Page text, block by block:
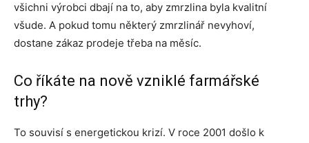
všichni výrobci dbají na to, aby zmrzlina byla kvalitní
všude. A pokud tomu některý zmrzlinář nevyhoví,
dostane zákaz prodeje třeba na měsíc.
Co říkáte na nově vzniklé farmářské
trhy?
To souvisí s energetickou krizí. V roce 2001 došlo k